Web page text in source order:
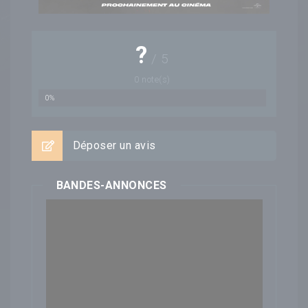
? / 5
note(s)
0%
Déposer un avis
BANDES-ANNONCES